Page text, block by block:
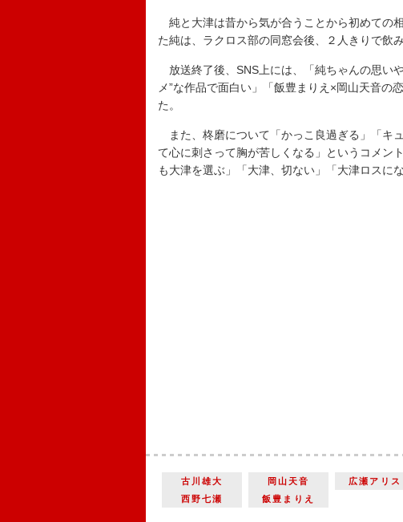
純と大津は昔から気が合うことから初めての
た純は、ラクロス部の同窓会後、２人きりで飲
放送終了後、SNS上には、「純ちゃんの思い
メ”な作品で面白い」「飯豊まりえ×岡山天音
た。
また、柊磨について「かっこ良過ぎる」「キ
て心に刺さって胸が苦しくなる」というコメン
も大津を選ぶ」「大津、切ない」「大津ロスに
古川雄大 岡山天音 広瀬アリス
西野七瀬
飯豊まりえ